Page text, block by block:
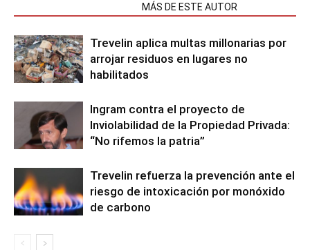
MÁS DE ESTE AUTOR
Trevelin aplica multas millonarias por
arrojar residuos en lugares no
habilitados
Ingram contra el proyecto de
Inviolabilidad de la Propiedad Privada:
“No rifemos la patria”
Trevelin refuerza la prevención ante el
riesgo de intoxicación por monóxido
de carbono